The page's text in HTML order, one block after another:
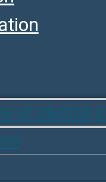
et Identité